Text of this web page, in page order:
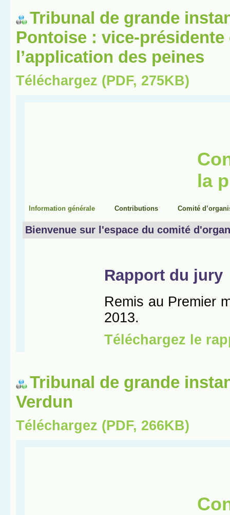
Tribunal de grande
Pontoise : vice-présidente
l’application des peines
Téléchargez (PDF, 275KB)
Tribunal de grande
Verdun
Téléchargez (PDF, 266KB)